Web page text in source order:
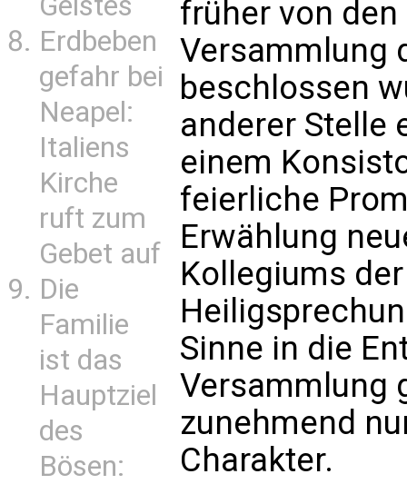
Erdbeben
gefahr bei
Neapel:
Italiens
Kirche
ruft zum
Gebet auf
Die
Familie
ist das
Hauptziel
des
Bösen:
früher von
Versammlung
beschlossen
anderer Stelle
einem
feierliche
Erwählung
Kollegiums
Sinne in die
Versammlung
zunehmend
Charakter.